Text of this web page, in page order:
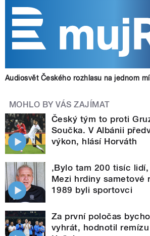
Audiosvět Českého rozhlasu na jednom
MOHLO BY VÁS ZAJÍMAT
Český tým to proti
Součka. V Albánii
výkon, hlásí Horváth
‚Bylo tam 200 tisíc lidí,
Mezi hrdiny sametové
1989 byli sportovci
Za první poločas
vyhrát, hodnotil